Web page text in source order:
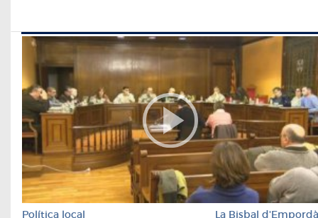
Política local La Bisbal d'Empordà